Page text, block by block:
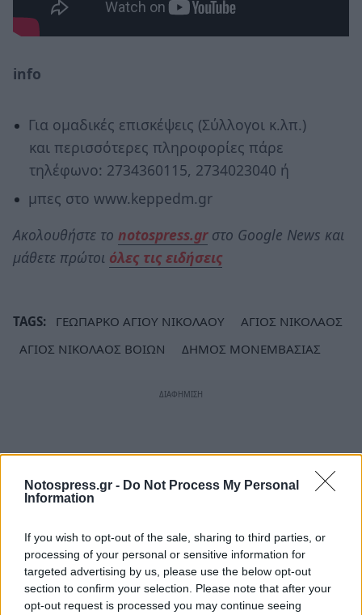
Notospress.gr - Do Not Process My Personal
Information
If you wish to opt-out of the sale, sharing to third parties, or
processing of your personal or sensitive information for
targeted advertising by us, please use the below opt-out
section to confirm your selection. Please note that after your
opt-out request is processed you may continue seeing
info
Για ομαδικές επισκέψεις (Σύλλογοι κ.λπ.)
και περισσότερες πληροφορίες πάρε
τηλέφωνο: 2734360115, 2734023040 ή
μπες στο www.keppedm.gr
Ακολουθήστε το notospress.grστο Google News και
μάθετε πρώτοι όλες τις ειδήσεις
TAGS: ΓΕΩΠΑΡΚΟ ΑΓΙΟΥ ΝΙΚΟΛΑΟΥ
ΑΓΙΟΣ ΝΙΚΟΛΑΟΣ
ΑΓΙΟΣ ΝΙΚΟΛΑΟΣ ΒΟΙΩΝ
ΔΗΜΟΣ ΜΟΝΕΜΒΑΣΙΑΣ